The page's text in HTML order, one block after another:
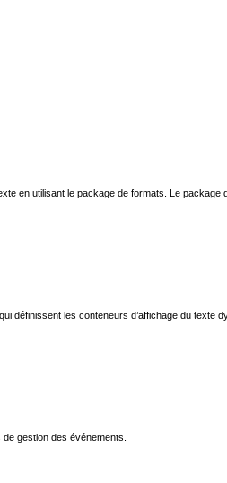
utilisant le package de formats. Le
les conteneurs d’affichage du
gestion des événements.